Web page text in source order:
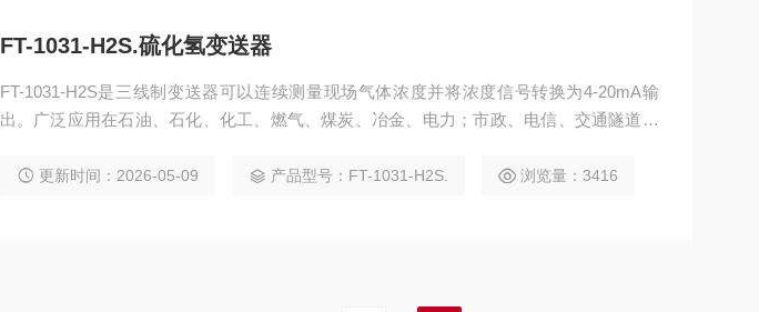
FT-1031-H2S.硫化氢变送器
FT-1031-H2S是三线制变送器可以连续测量现场气体浓度并将浓度信号转换为4-20mA输
出。广泛应用在石油、石化、化工、燃气、煤炭、冶金、电力；市政、电信、交通隧道施
更新时间：2026-05-09 产品型号：FT-1031-H2S. 浏览量：3416